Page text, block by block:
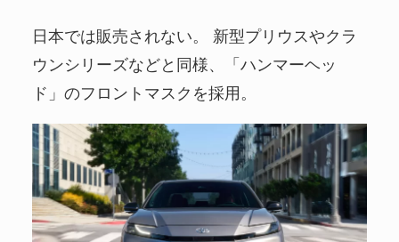
日本では販売されない。 新型プリウスやクラ
ウンシリーズなどと同様、「ハンマーヘッ
ド」のフロントマスクを採用。